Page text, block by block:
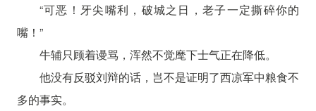
“可恶！牙尖嘴利，破城之日，老子一定撕碎你的
嘴！”
牛辅只顾着谩骂，浑然不觉麾下士气正在降低。
他没有反驳刘辩的话，岂不是证明了西凉军中粮食不
多的事实。